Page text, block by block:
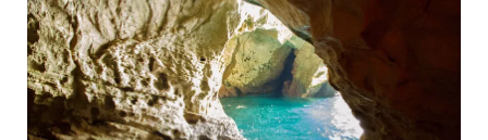
Уведомлять меня о новых записях почтой.
Оповещать о новых
комментариях. А можно простоподписаться на комментарии